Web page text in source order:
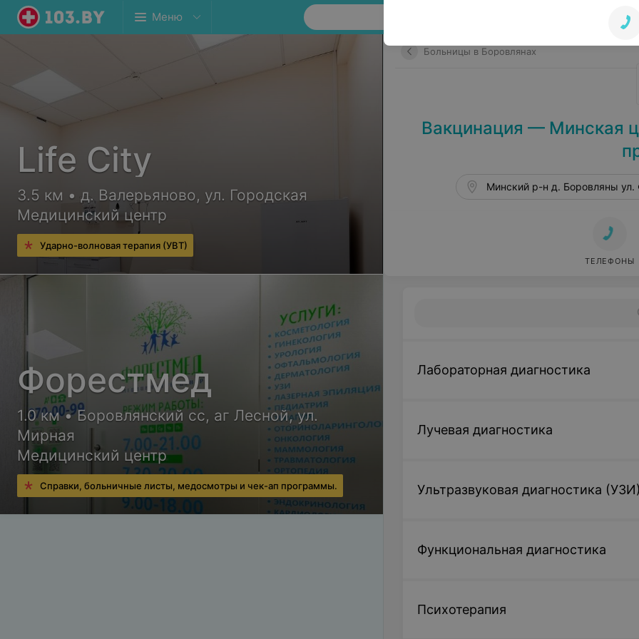
Меню
Больницы в Боровлянах
Вакцинация — Минская
Минский р-н д. Боровляны ул.
ТЕЛЕФОНЫ
Лабораторная диагностика
Лучевая диагностика
Ультразвуковая диагностика
Функциональная диагностика
Психотерапия
Life City
3.5 км • д. Валерьяново, ул. Городская
Медицинский центр
Ударно-волновая терапия (УВТ)
Форестмед
1.0 км • Боровлянский сс, аг Лесной, ул.
Мирная
Медицинский центр
Справки, больничные листы, медосмотры и чек-ап программы.